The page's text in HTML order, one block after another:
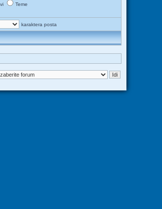
Teme
karaktera posta